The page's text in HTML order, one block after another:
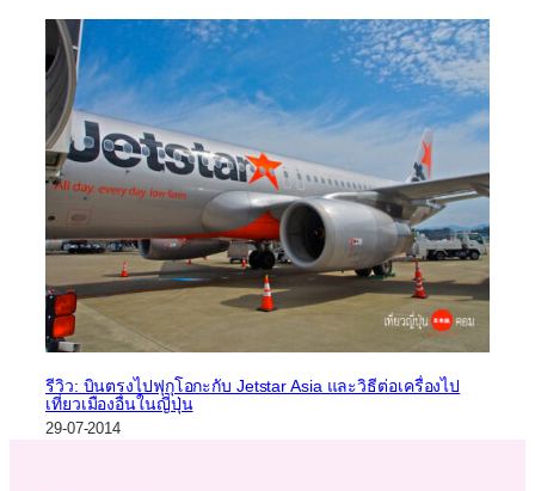
รีวิว: บินตรงไปฟุกุโอกะกับ Jetstar Asia และวิธีต่อเครื่องไป
เที่ยวเมืองอื่นในญี่ปุ่น
29-07-2014